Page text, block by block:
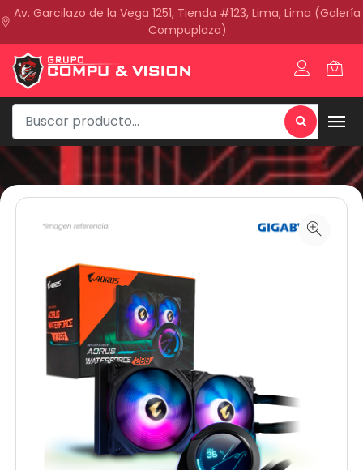
Av. Garcilazo de la Vega 1251, Tienda #123, Lima, Lima (Galería
Compuplaza)